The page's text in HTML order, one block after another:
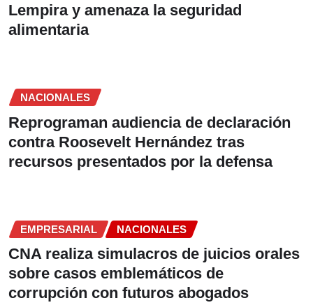
Lempira y amenaza la seguridad
alimentaria
NACIONALES
Reprograman audiencia de declaración
contra Roosevelt Hernández tras
recursos presentados por la defensa
EMPRESARIAL NACIONALES
CNA realiza simulacros de juicios orales
sobre casos emblemáticos de
corrupción con futuros abogados